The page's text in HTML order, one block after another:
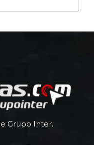
Grupo Inter.